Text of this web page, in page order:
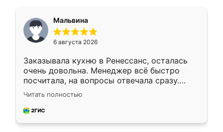
Мальвина
6 августа 2026
Заказывала кухню в Ренессанс, осталась
очень довольна. Менеджер всё быстро
посчитала, на вопросы отвечала сразу.
Замерщик приехал в субботу, подошёл к
делу со всей ответственностью. Собрали
за день, ребята работали аккуратно, даже
Читать полностью